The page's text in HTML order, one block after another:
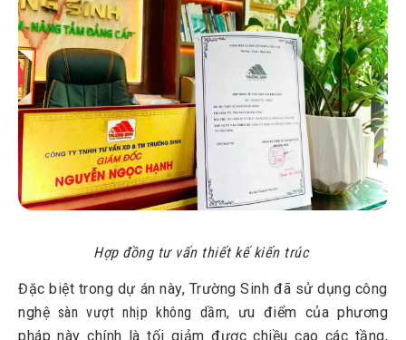
Hợp đồng tư vấn thiết kế kiến trúc
Đặc biệt trong dự án này, Trường Sinh đã sử dụng công
nghệ sàn vượt nhịp không dầm, ưu điểm của phương
pháp này chính là tối giảm được chiều cao các tầng,